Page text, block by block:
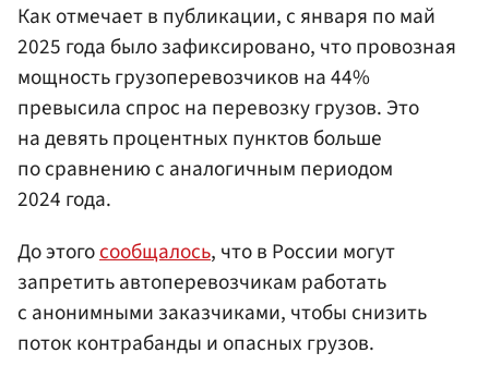
Как отмечает в публикации, с января по май
2025 года было зафиксировано, что провозная
мощность грузоперевозчиков на 44%
превысила спрос на перевозку грузов. Это
на девять процентных пунктов больше
по сравнению с аналогичным периодом
2024 года.
До этогосообщалось, что в России могут
запретить автоперевозчикам работать
с анонимными заказчиками, чтобы снизить
поток контрабанды и опасных грузов.